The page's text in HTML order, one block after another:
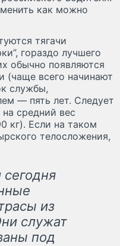
как можно
тягачи
гораздо лучшего
обычно появляются
(чаще всего начинают
службы,
— пять лет. Следует
средний вес
кг). Если на таком
телосложения,
из
служат
под